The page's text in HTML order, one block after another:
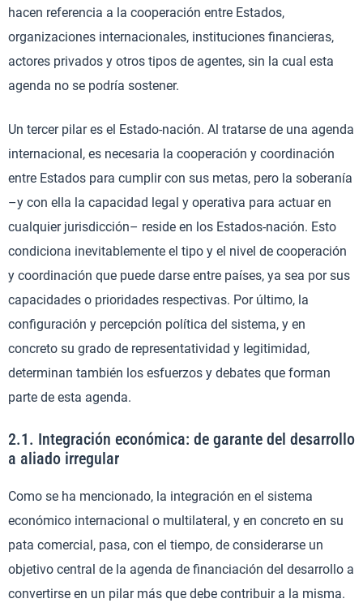
hacen referencia a la cooperación entre Estados,
organizaciones internacionales, instituciones financieras,
actores privados y otros tipos de agentes, sin la cual esta
agenda no se podría sostener.
Un tercer pilar es el Estado-nación. Al tratarse de una agenda
internacional, es necesaria la cooperación y coordinación
entre Estados para cumplir con sus metas, pero la soberanía
–y con ella la capacidad legal y operativa para actuar en
cualquier jurisdicción– reside en los Estados-nación. Esto
condiciona inevitablemente el tipo y el nivel de cooperación
y coordinación que puede darse entre países, ya sea por sus
capacidades o prioridades respectivas. Por último, la
configuración y percepción política del sistema, y en
concreto su grado de representatividad y legitimidad,
determinan también los esfuerzos y debates que forman
parte de esta agenda.
2.1. Integración económica: de garante del desarrollo
a aliado irregular
Como se ha mencionado, la integración en el sistema
económico internacional o multilateral, y en concreto en su
pata comercial, pasa, con el tiempo, de considerarse un
objetivo central de la agenda de financiación del desarrollo a
convertirse en un pilar más que debe contribuir a la misma.